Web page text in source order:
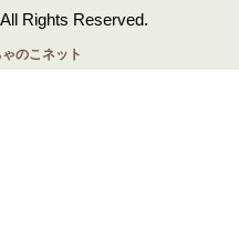
Rights Reserved.
のこネット